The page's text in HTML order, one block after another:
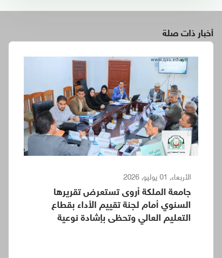
أخبار ذات صلة
الأربعاء, 01 يوليو, 2026
جامعة الملكة أروى تستعرض تقريرها
السنوي أمام لجنة تقييم الأداء بقطاع
التعليم العالي وتحظى بإشادة نوعية